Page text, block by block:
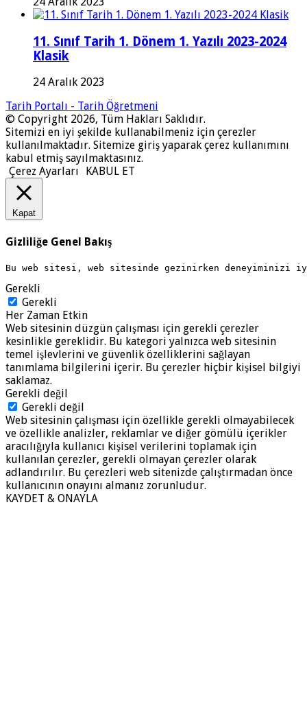
11. Sınıf Tarih 1. Dönem 1. Yazılı 2023-2024
Klasik
24 Aralık 2023
Tarih Portalı - Tarih Öğretmeni
© Copyright 2026, Tüm Hakları Saklıdır.
Sitemizi en iyi şekilde kullanabilmeniz için çerezler
kullanılmaktadır. Sitemize giriş yaparak çerez kullanımını
kabul etmiş sayılmaktasınız.
Çerez Ayarları
KABUL ET
Kapat
Gizliliğe Genel Bakış
Bu web sitesi, web sitesinde gezinirken deneyiminizi
Gerekli
Gerekli
Her Zaman Etkin
Web sitesinin düzgün çalışması için gerekli çerezler
kesinlikle gereklidir. Bu kategori yalnızca web sitesinin
temel işlevlerini ve güvenlik özelliklerini sağlayan
tanımlama bilgilerini içerir. Bu çerezler hiçbir kişisel bilgiyi
saklamaz.
Gerekli değil
Gerekli değil
Web sitesinin çalışması için özellikle gerekli olmayabilecek
ve özellikle analizler, reklamlar ve diğer gömülü içerikler
aracılığıyla kullanıcı kişisel verilerini toplamak için
kullanılan çerezler, gerekli olmayan çerezler olarak
adlandırılır. Bu çerezleri web sitenizde çalıştırmadan önce
kullanıcının onayını almanız zorunludur.
KAYDET & ONAYLA